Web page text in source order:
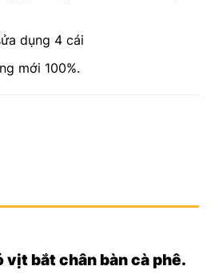
dụng 4 cái
mới 100%.
vịt bắt chân bàn cà phê.